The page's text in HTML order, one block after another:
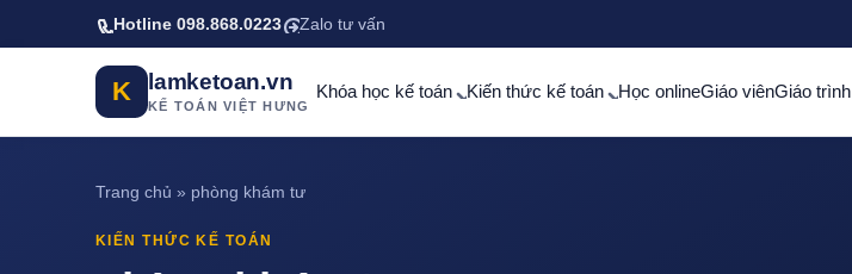
Bỏ qua tới nội dung chính
Hotline 098.868.0223 Zalo tư vấn
K lamketoan.vn
KẾ TOÁN VIỆT HƯNG
Khóa học kế toán Kiến thức kế toán Học onlineGiáo viênGiáo trình
Trang chủ » phòng khám tư
KIẾN THỨC KẾ TOÁN